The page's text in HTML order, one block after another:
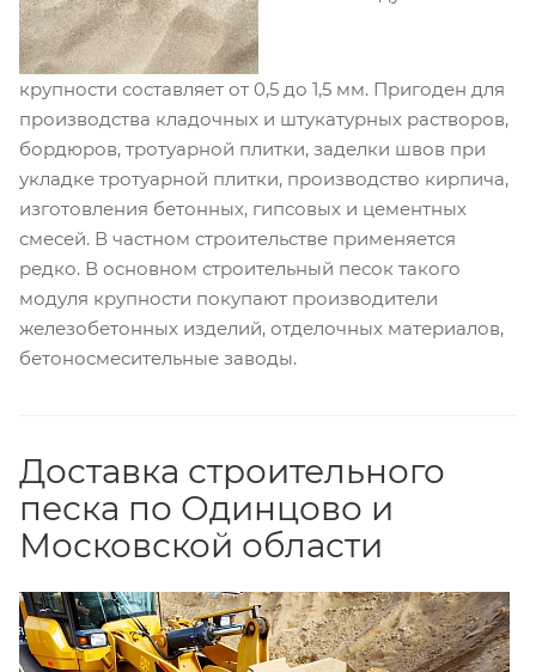
крупности составляет от 0,5 до 1,5 мм. Пригоден для
производства кладочных и штукатурных растворов,
бордюров, тротуарной плитки, заделки швов при
укладке тротуарной плитки, производство кирпича,
изготовления бетонных, гипсовых и цементных
смесей. В частном строительстве применяется
редко. В основном строительный песок такого
модуля крупности покупают производители
железобетонных изделий, отделочных материалов,
бетоносмесительные заводы.
Доставка строительного
песка по Одинцово и
Московской области